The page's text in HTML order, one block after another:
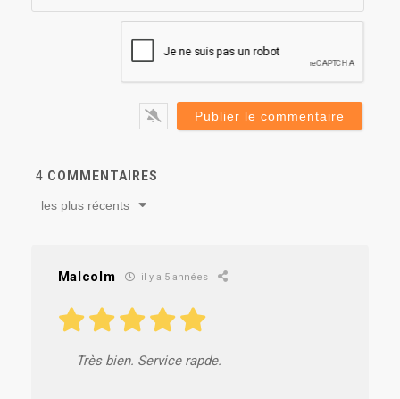
4 COMMENTAIRES
les plus récents
Malcolm il y a 5 années
Très bien. Service rapde.